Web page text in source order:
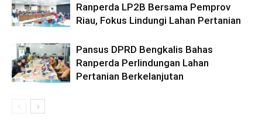
Ranperda LP2B Bersama Pemprov
Riau, Fokus Lindungi Lahan Pertanian
Pansus DPRD Bengkalis Bahas
Ranperda Perlindungan Lahan
Pertanian Berkelanjutan